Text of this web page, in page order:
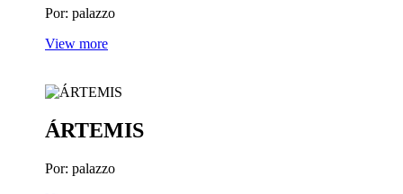
Por: palazzo
View more
ÁRTEMIS
Por: palazzo